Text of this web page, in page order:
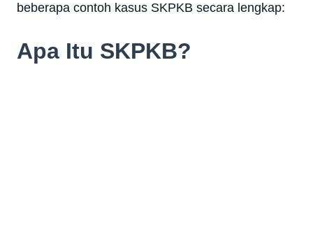
beberapa contoh kasus SKPKB secara lengkap:
Apa Itu SKPKB?